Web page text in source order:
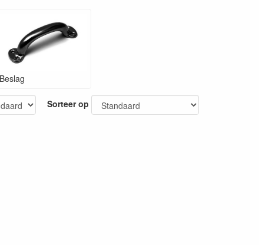
Beslag
Sorteer op